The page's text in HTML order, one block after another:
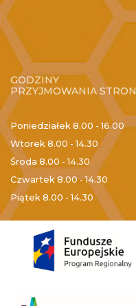
GODZINY
PRZYJMOWANIA STRON
Poniedziałek 8.00 - 16.00
Wtorek 8.00 - 14.30
Środa 8.00 - 14.30
Czwartek8.00 - 14.30
Piątek 8.00 - 14.30